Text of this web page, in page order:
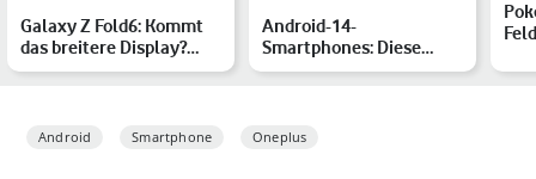
Galaxy Z Fold6: Kommt
das breitere Display?
Alle Gerüchte
Android-14-
Smartphones: Diese
Handys von Samsung,
Android Smartphone Oneplus